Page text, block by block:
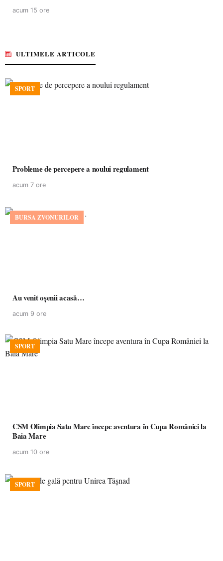
acum 15 ore
ULTIMELE ARTICOLE
SPORT
Probleme de percepere a noului regulament
acum 7 ore
BURSA ZVONURILOR
Au venit oșenii acasă…
acum 9 ore
SPORT
CSM Olimpia Satu Mare începe aventura în Cupa României la
Baia Mare
acum 10 ore
SPORT